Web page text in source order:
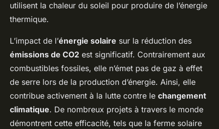
utilisent la chaleur du soleil pour produire de l’énergie
thermique.
L’impact de l’énergie solaire sur la réduction des
émissions de CO2 est significatif. Contrairement aux
combustibles fossiles, elle n’émet pas de gaz à effet
de serre lors de la production d’énergie. Ainsi, elle
contribue activement à la lutte contre le changement
climatique. De nombreux projets à travers le monde
démontrent cette efficacité, tels que la ferme solaire